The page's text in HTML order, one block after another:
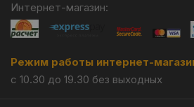
Интернет-магазин:
Режим работы интернет-
с 10.30 до 19.30 без выходных